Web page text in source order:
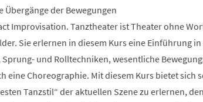
der Bewegungen
Improvisation. Tanztheater ist Theater ohne
Sie erlernen in diesem Kurs eine Einführung in
und Rolltechniken, wesentliche
eine Choreographie. Mit diesem Kurs bietet sich
Tanzstil“ der aktuellen Szene zu erlernen,